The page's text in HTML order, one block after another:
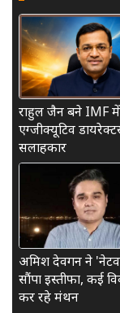
राहुल जैन बने IMF
एग्जीक्यूटिव
सलाहकार
अमिश देवगन ने
सौंपा इस्तीफा, कई
कर रहे मंथन